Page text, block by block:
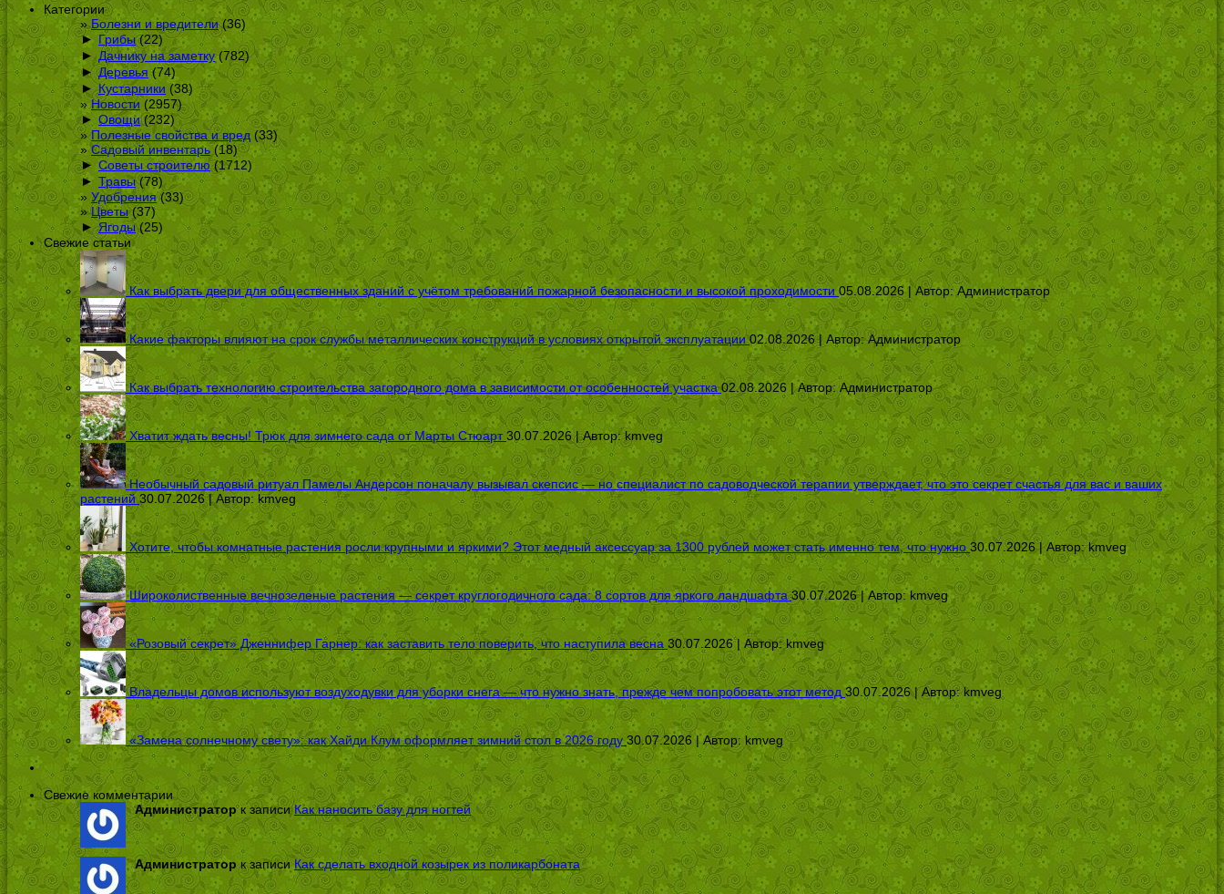
Категории
Болезни и вредители(36)
► Грибы(22)
► Дачнику на заметку(782)
► Деревья (74)
► Кустарники (38)
Новости (2957)
► Овощи(232)
Полезные свойства и вред (33)
Садовый инвентарь (18)
► Советы строителю(1712)
► Травы(78)
Удобрения(33)
Цветы(37)
► Ягоды(25)
Свежие статьи
Как выбрать двери для общественных зданий с учётом требований пожарной безопасности и высокой проходимости 05.08.2026 | Автор:Администратор
Какие факторы влияют на срок службы металлических конструкций в условиях открытой эксплуатации 02.08.2026 | Автор:Администратор
Как выбрать технологию строительства загородного дома в зависимости от особенностей участка 02.08.2026 | Автор:Администратор
Хватит ждать весны! Трюк для зимнего сада от Марты Стюарт 30.07.2026 | Автор:kmveg
Необычный садовый ритуал Памелы Андерсон поначалу вызывал скепсис — но специалист по садоводческой терапии утверждает, что это секрет счастья для вас и ваших
растений 30.07.2026 | Автор: kmveg
Хотите, чтобы комнатные растения росли крупными и яркими? Этот медный аксессуар за 1300 рублей может стать именно тем, что нужно 30.07.2026 | Автор:kmveg
Широколиственные вечнозеленые растения — секрет круглогодичного сада: 8 сортов для яркого ландшафта 30.07.2026 | Автор:kmveg
«Розовый секрет» Дженнифер Гарнер: как заставить тело поверить, что наступила весна 30.07.2026 | Автор:kmveg
Владельцы домов используют воздуходувки для уборки снега — что нужно знать, прежде чем попробовать этот метод 30.07.2026 | Автор:kmveg
«Замена солнечному свету»: как Хайди Клум оформляет зимний стол в 2026 году 30.07.2026 | Автор: kmveg
Свежие комментарии
Администраторк записиКак наносить базу для ногтей
Администраторк записи Как сделать входной козырек из поликарбоната